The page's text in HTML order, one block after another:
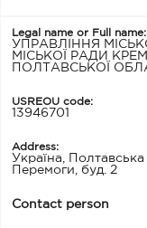
Legal name or Full name:
УПРАВЛІННЯ
МІСЬКОЇ РАДИ
ПОЛТАВСЬКОЇ
USREOU code:
13946701
Address:
Україна,
Перемоги, буд. 2
Contact person